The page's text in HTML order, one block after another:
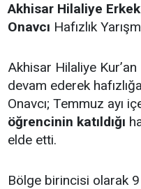
Akhisar Hilaliye
Onavcı Hafızlık
Akhisar Hilaliye
devam ederek
Onavcı; Temmuz ayı
öğrencinin katıldığı
elde etti.
Bölge birincisi olarak